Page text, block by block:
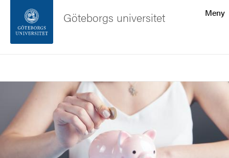
Sidfoten
Om webbplatsen
Meny
Göteborgs universitet
Bild